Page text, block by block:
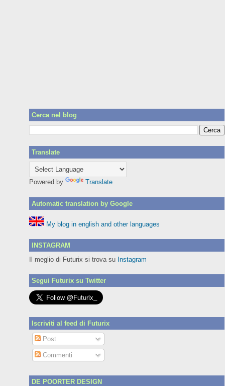
Cerca nel blog
Translate
Powered by Translate
Automatic translation by Google
My blog in english and other languages
INSTAGRAM
Il meglio di Futurix si trova su Instagram
Segui Futurix su Twitter
Iscriviti al feed di Futurix
Post
Commenti
DE POORTER DESIGN